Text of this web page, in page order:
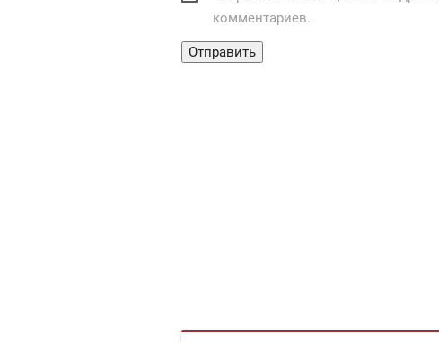
комментариев.